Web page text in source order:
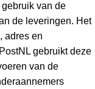
van de
de leveringen. Het
adres en
gebruikt deze
van de